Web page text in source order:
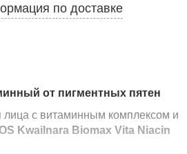
по доставке
от пигментных пятен
с витаминным комплексом и
Kwailnara Biomax Vita Niacin